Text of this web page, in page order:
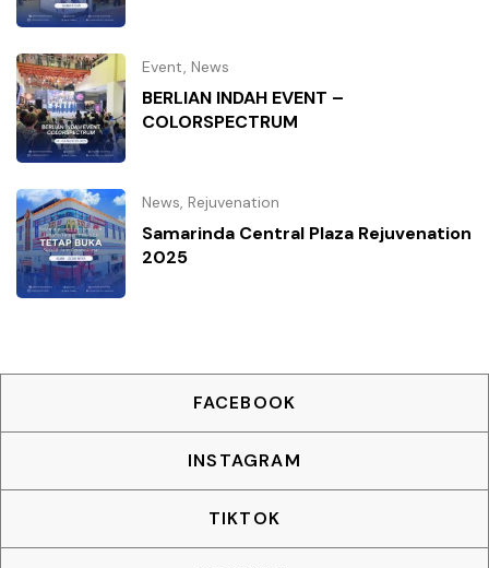
Event, News
BERLIAN INDAH EVENT –
COLORSPECTRUM
News, Rejuvenation
Samarinda Central Plaza Rejuvenation
2025
FACEBOOK
INSTAGRAM
TIKTOK